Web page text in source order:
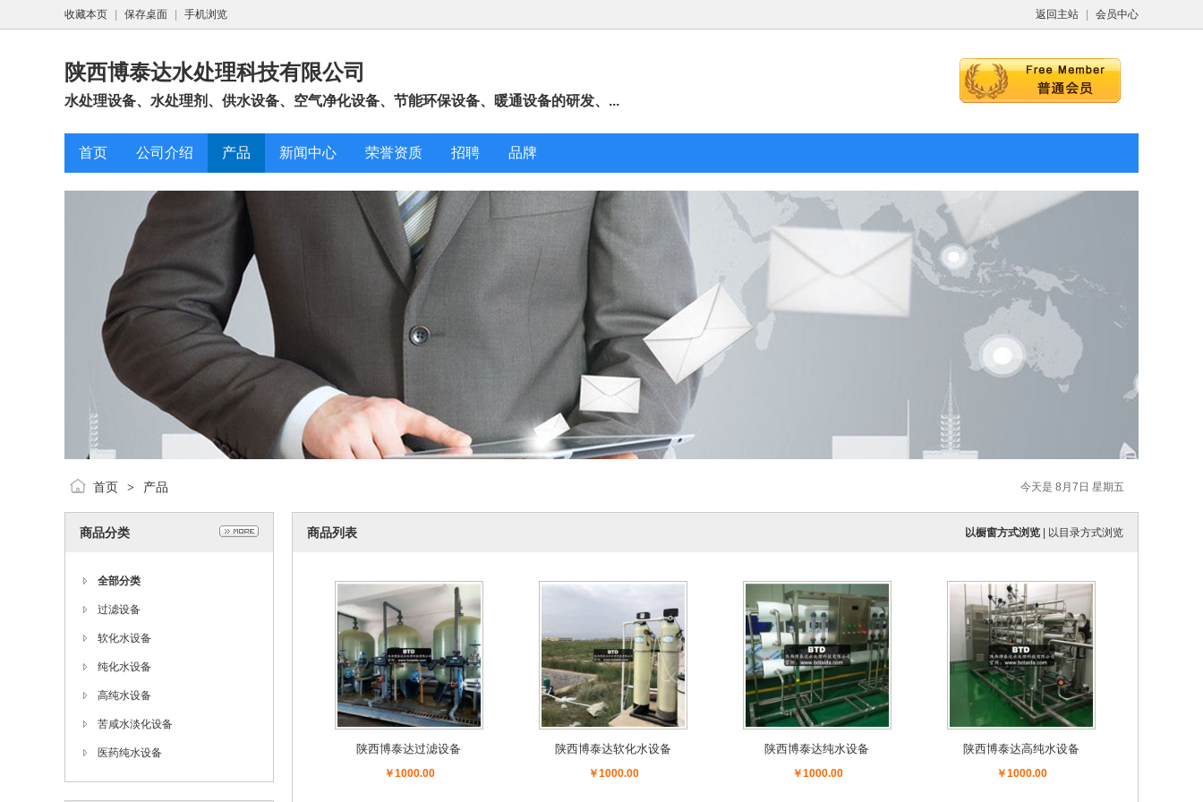
返回主站 会员中心
收藏本页 保存桌面 手机浏览
陕西博泰达水处理科技有限公司
水处理设备、水处理剂、供水设备、空气净化设备、节能环保设备、暖通设备的研发、...
首页 公司介绍 产品 新闻中心 荣誉资质 招聘 品牌
今天是 8月7日 星期五
首页 > 产品
商品分类
全部分类
过滤设备
软化水设备
纯化水设备
高纯水设备
苦咸水淡化设备
医药纯水设备
以橱窗方式浏览 以目录方式浏览
商品列表
陕西博泰达过滤设备
￥1000.00
陕西博泰达软化水设备
￥1000.00
陕西博泰达纯水设备
￥1000.00
陕西博泰达高纯水设备
￥1000.00